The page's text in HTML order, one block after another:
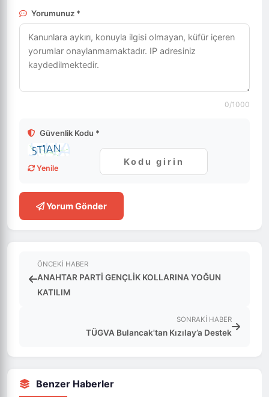
Yorumunuz *
0/1000
Güvenlik Kodu *
Yenile
Yorum Gönder
ÖNCEKI HABER
ANAHTAR PARTİ GENÇLİK KOLLARINA YOĞUN
KATILIM
SONRAKI HABER
TÜGVA Bulancak'tan Kızılay’a Destek
Benzer Haberler